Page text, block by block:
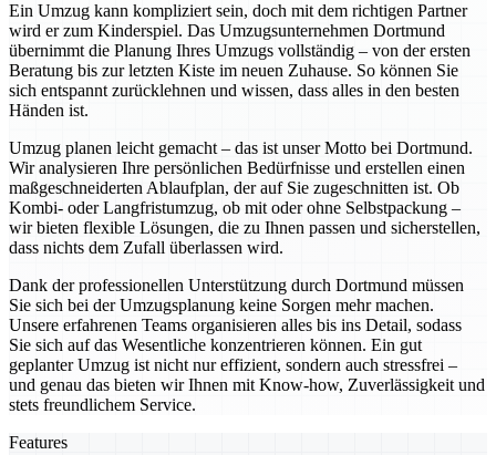
Ein Umzug kann kompliziert sein, doch mit dem richtigen Partner
wird er zum Kinderspiel. Das Umzugsunternehmen Dortmund
übernimmt die Planung Ihres Umzugs vollständig – von der ersten
Beratung bis zur letzten Kiste im neuen Zuhause. So können Sie
sich entspannt zurücklehnen und wissen, dass alles in den besten
Händen ist.
Umzug planen leicht gemacht – das ist unser Motto bei Dortmund.
Wir analysieren Ihre persönlichen Bedürfnisse und erstellen einen
maßgeschneiderten Ablaufplan, der auf Sie zugeschnitten ist. Ob
Kombi- oder Langfristumzug, ob mit oder ohne Selbstpackung –
wir bieten flexible Lösungen, die zu Ihnen passen und sicherstellen,
dass nichts dem Zufall überlassen wird.
Dank der professionellen Unterstützung durch Dortmund müssen
Sie sich bei der Umzugsplanung keine Sorgen mehr machen.
Unsere erfahrenen Teams organisieren alles bis ins Detail, sodass
Sie sich auf das Wesentliche konzentrieren können. Ein gut
geplanter Umzug ist nicht nur effizient, sondern auch stressfrei –
und genau das bieten wir Ihnen mit Know-how, Zuverlässigkeit und
stets freundlichem Service.
Features